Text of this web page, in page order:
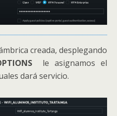
creada, desplegando
le asignamos el
dará servicio.